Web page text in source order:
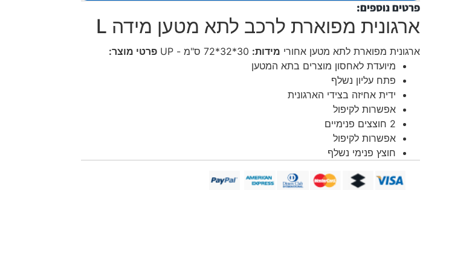
פרטים נוספים:
ארגונית מפוארת לרכב לתא מטען מידה L
ארגונית מפוארת לתא מטען אחורי מידות:
פרטי מוצר:
מיועדת לאחסון מוצרים בתא המטען
פתח עליון נשלף
ידית אחיזה בצידי הארגונית
אפשרות לקיפול
2 חוצצים פנימיים
אפשרות לקיפול
חוצץ פנימי נשלף